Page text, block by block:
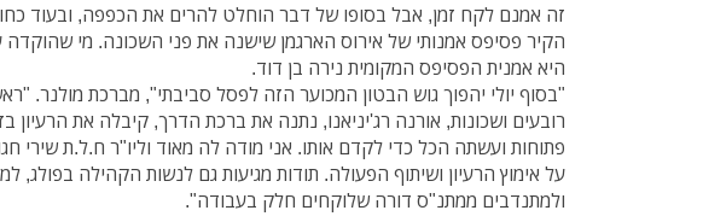
זה אמנם לקח זמן, אבל בסופו של דבר הוחלט להרים את הכפפה, ובעוד
הקיר פסיפס אמנותי של אירוס הארגמן שישנה את פני השכונה. מי
היא אמנית הפסיפס המקומית נירה בן דוד.
"בסוף יולי יהפוך גוש הבטון המכוער הזה לפסל סביבתי", מברכת מולנר.
רובעים ושכונות, אורנה רג'יניאנו, נתנה את ברכת הדרך, קיבלה את הרעיון
פתוחות ועשתה הכל כדי לקדם אותו. אני מודה לה מאוד וליו"ר ח.ל.ת שירי
על אימוץ הרעיון ושיתוף הפעולה. תודות מגיעות גם לנשות הקהילה בפולג,
ולמתנדבים ממתנ"ס דורה שלוקחים חלק בעבודה".